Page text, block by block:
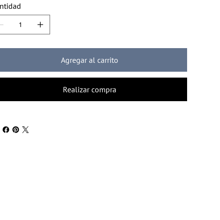
Agregar al carrito
Realizar compra